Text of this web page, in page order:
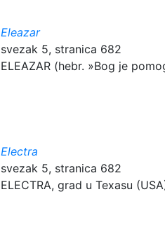
Eleazar
svezak 5, stranica 682
ELEAZAR (hebr. »Bog je
Electra
svezak 5, stranica 682
ELECTRA, grad u Texasu